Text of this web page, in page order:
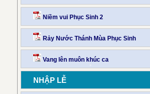
Niềm vui Phục Sinh 2
Rảy Nước Thánh Mùa Phục Sinh
Vang lên muôn khúc ca
NHẬP LỄ